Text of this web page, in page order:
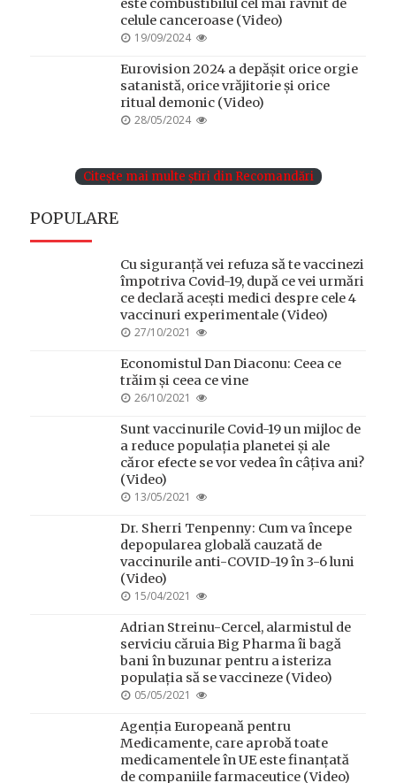
este combustibilul cel mai râvnit de
celule canceroase (Video)
POSTED
19/09/2024
Eurovision 2024 a depășit orice orgie
satanistă, orice vrăjitorie și orice
ritual demonic (Video)
POSTED
28/05/2024
Citește mai multe știri din Recomandări
POPULARE
Cu siguranță vei refuza să te vaccinezi
împotriva Covid-19, după ce vei urmări
ce declară acești medici despre cele 4
vaccinuri experimentale (Video)
POSTED
27/10/2021
Economistul Dan Diaconu: Ceea ce
trăim și ceea ce vine
POSTED
26/10/2021
Sunt vaccinurile Covid-19 un mijloc de
a reduce populația planetei și ale
căror efecte se vor vedea în câțiva ani?
(Video)
POSTED
13/05/2021
Dr. Sherri Tenpenny: Cum va începe
depopularea globală cauzată de
vaccinurile anti-COVID-19 în 3-6 luni
(Video)
POSTED
15/04/2021
Adrian Streinu-Cercel, alarmistul de
serviciu căruia Big Pharma îi bagă
bani în buzunar pentru a isteriza
populația să se vaccineze (Video)
POSTED
05/05/2021
Agenția Europeană pentru
Medicamente, care aprobă toate
medicamentele în UE este finanțată
de companiile farmaceutice (Video)